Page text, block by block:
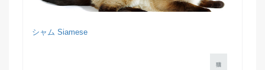
シャム Siamese
猫